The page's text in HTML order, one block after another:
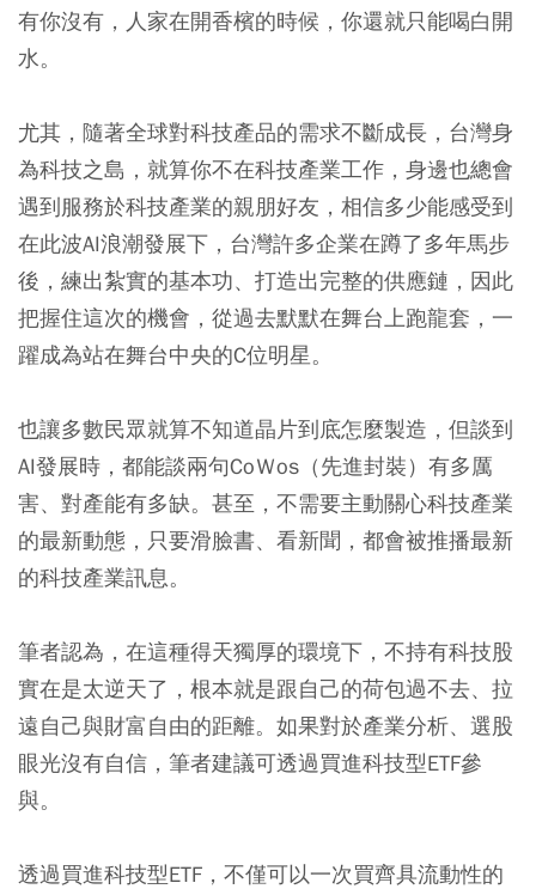
有你沒有，人家在開香檳的時候，你還就只能喝白開
水。
尤其，隨著全球對科技產品的需求不斷成長，台灣身
為科技之島，就算你不在科技產業工作，身邊也總會
遇到服務於科技產業的親朋好友，相信多少能感受到
在此波AI浪潮發展下，台灣許多企業在蹲了多年馬步
後，練出紮實的基本功、打造出完整的供應鏈，因此
把握住這次的機會，從過去默默在舞台上跑龍套，一
躍成為站在舞台中央的C位明星。
也讓多數民眾就算不知道晶片到底怎麼製造，但談到
AI發展時，都能談兩句CoＷos（先進封裝）有多厲
害、對產能有多缺。甚至，不需要主動關心科技產業
的最新動態，只要滑臉書、看新聞，都會被推播最新
的科技產業訊息。
筆者認為，在這種得天獨厚的環境下，不持有科技股
實在是太逆天了，根本就是跟自己的荷包過不去、拉
遠自己與財富自由的距離。如果對於產業分析、選股
眼光沒有自信，筆者建議可透過買進科技型ETF參
與。
透過買進科技型ETF，不僅可以一次買齊具流動性的